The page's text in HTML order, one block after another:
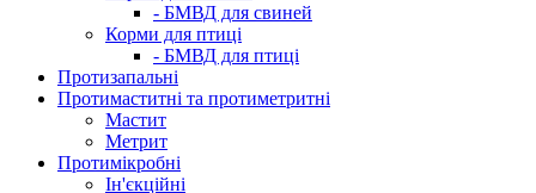
- БМВД для свиней
Корми для птиці
- БМВД для птиці
Протизапальні
Протимаститні та протиметритні
Мастит
Метрит
Протимікробні
Ін'єкційні